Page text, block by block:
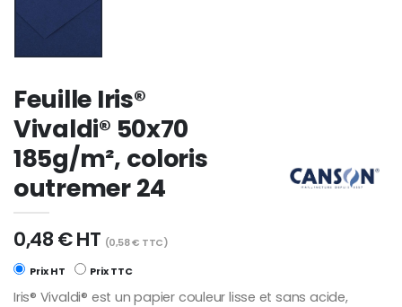
Feuille Iris®
Vivaldi® 50x70
185g/m², coloris
outremer 24
0,48 € HT (0,58 € TTC)
Prix HT Prix TTC
Iris® Vivaldi® est un papier couleur lisse et sans acide,